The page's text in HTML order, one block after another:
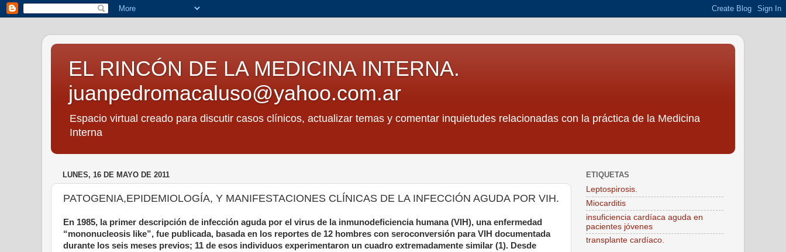
EL RINCÓN DE LA MEDICINA INTERNA.
juanpedromacaluso@yahoo.com.ar
Espacio virtual creado para discutir casos clínicos, actualizar temas y comentar inquietudes relacionadas con la práctica de la Medicina
Interna
LUNES, 16 DE MAYO DE 2011
PATOGENIA,EPIDEMIOLOGÍA, Y MANIFESTACIONES CLÍNICAS DE LA INFECCIÓN AGUDA POR VIH.
En 1985, la primer descripción de infección aguda por el virus de la inmunodeficiencia humana (VIH), una enfermedad
“mononucleosis like”, fue publicada, basada en los reportes de 12 hombres con seroconversión para VIH documentada
durante los seis meses previos; 11 de esos individuos experimentaron un cuadro extremadamente similar (1). Desde
ETIQUETAS
Leptospirosis.
Miocarditis
insuficiencia cardíaca aguda en
pacientes jóvenes
transplante cardíaco.